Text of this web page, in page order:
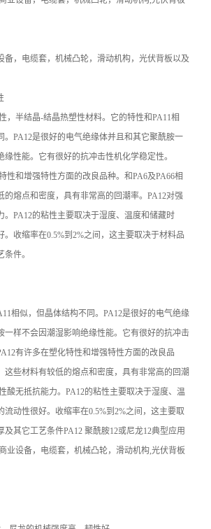
备，电缆套，机械凸轮，滑动机构，光伏背板以及
，半结晶-结晶热塑性材料。它的特性和PA11相
。PA12是很好的电气绝缘体并且和其它聚酰胺一
缘性能。它有很好的抗冲击性机化学稳定性。
性和增强特性方面的改良品种。和PA6及PA66相
的熔点和密度，具有非常高的回潮率。PA12对强
。PA12的粘性主要取决于湿度、温度和储藏时
。收缩率在0.5%到2%之间，这主要取决于材料品
件。
相似，但晶体结构不同。PA12是很好的电气绝缘
一样不会因潮湿影响绝缘性能。它有很好的抗冲击
有许多在塑化特性和增强特性方面的改良品
这些材料有较低的熔点和密度，具有非常高的回潮
酸无抵抗能力。PA12的粘性主要取决于湿度、温
流动性很好。收缩率在0.5%到2%之间，这主要取
及其它工艺条件PA12 聚酰胺12或尼龙12典型应用
业设备，电缆套，机械凸轮，滑动机构,光伏背板